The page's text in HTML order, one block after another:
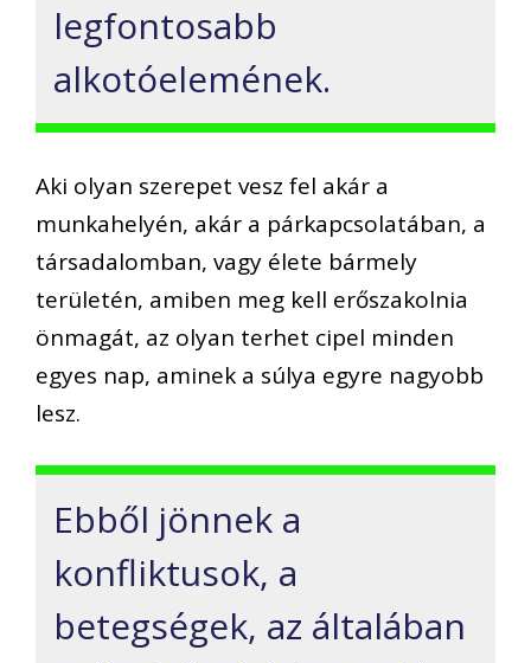
legfontosabb
alkotóelemének.
Aki olyan szerepet vesz fel akár a
munkahelyén, akár a párkapcsolatában, a
társadalomban, vagy élete bármely
területén, amiben meg kell erőszakolnia
önmagát, az olyan terhet cipel minden
egyes nap, aminek a súlya egyre nagyobb
lesz.
Ebből jönnek a
konfliktusok, a
betegségek, az általában